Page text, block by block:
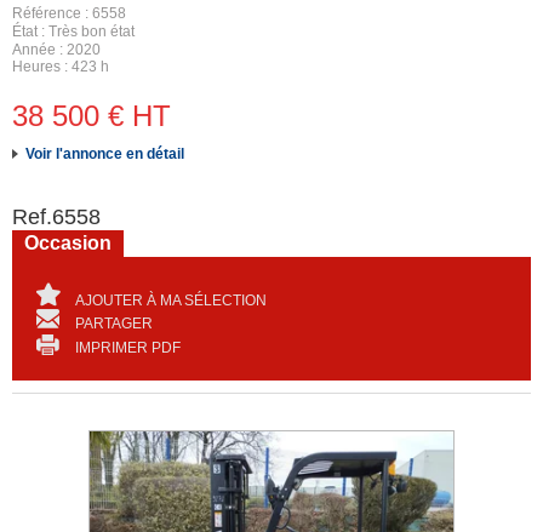
Référence
6558
État
Très bon état
Année
2020
Heures
423 h
38 500 € HT
Voir l'annonce en détail
Ref.6558
Occasion
AJOUTER À MA SÉLECTION
PARTAGER
IMPRIMER PDF